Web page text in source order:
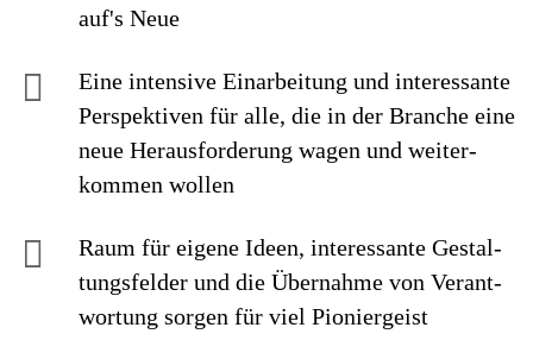
auf's Neue
Eine intensive Einarbei­tung und interes­sante
Perspek­tiven für alle, die in der Branche eine
neue Heraus­forderung wagen und weiter­
kommen wollen
Raum für eigene Ideen, inte­res­sante Ge­stal­
tungs­felder und die Über­nahme von Ver­ant­
wor­tung sorgen für viel Pionier­geist